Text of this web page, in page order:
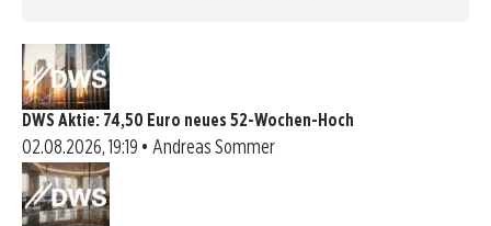
DWS Aktie: 74,50 Euro neues 52-Wochen-Hoch
02.08.2026, 19:19 • Andreas Sommer